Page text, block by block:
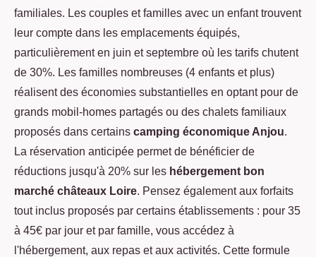
familiales. Les couples et familles avec un enfant trouvent
leur compte dans les emplacements équipés,
particulièrement en juin et septembre où les tarifs chutent
de 30%. Les familles nombreuses (4 enfants et plus)
réalisent des économies substantielles en optant pour de
grands mobil-homes partagés ou des chalets familiaux
proposés dans certains camping économique Anjou.
La réservation anticipée permet de bénéficier de
réductions jusqu'à 20% sur les hébergement bon
marché châteaux Loire. Pensez également aux forfaits
tout inclus proposés par certains établissements : pour 35
à 45€ par jour et par famille, vous accédez à
l'hébergement, aux repas et aux activités. Cette formule